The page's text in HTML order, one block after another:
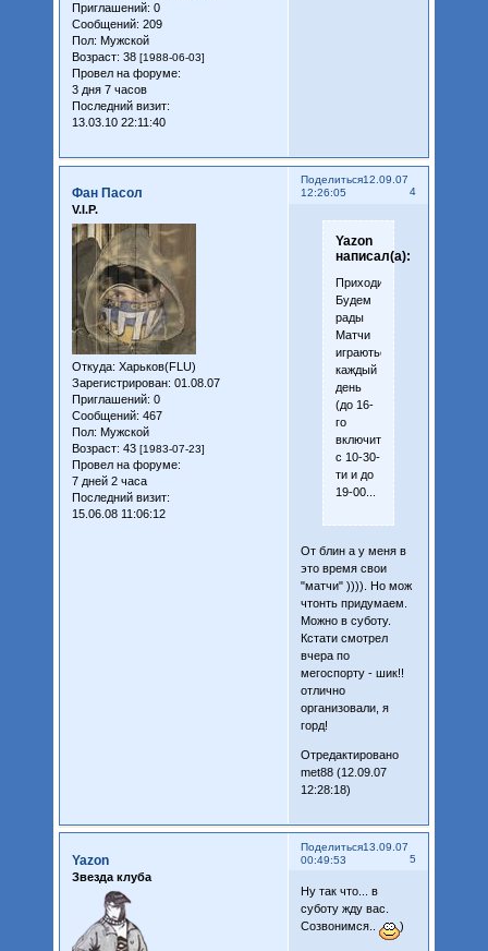
Приглашений: 0
Сообщений: 209
Пол: Мужской
Возраст: 38 [1988-06-03]
Провел на форуме:
3 дня 7 часов
Последний визит:
13.03.10 22:11:40
Поделиться
4
12.09.07
12:26:05
Фан Пасол
V.I.P.
Откуда: Харьков(FLU)
Зарегистрирован: 01.08.07
Приглашений: 0
Сообщений: 467
Пол: Мужской
Возраст: 43 [1983-07-23]
Провел на форуме:
7 дней 2 часа
Последний визит:
15.06.08 11:06:12
Yazon
написал(а):
Приходите.
Будем
рады
Матчи
играються
каждый
день
(до 16-
го
включительно)
с 10-30-
ти и до
19-00...
От блин а у меня в
это время свои
"матчи" )))). Но мож
чтонть придумаем.
Можно в суботу.
Кстати смотрел
вчера по
мегоспорту - шик!!
отлично
организовали, я
горд!
Отредактировано
met88 (12.09.07
12:28:18)
Поделиться
5
13.09.07
00:49:53
Yazon
Звезда клуба
Ну так что... в
суботу жду вас.
Созвонимся..
)